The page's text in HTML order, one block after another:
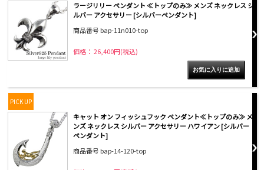
ラージリリー ペンダント ≪トップのみ≫ メンズ ネックレス シ
ルバー アクセサリー [シルバーペンダント]
商品番号 bap-11n010-top
価格： 26,400円(税込)
PICK UP
キャット オン フィッシュフック ペンダント≪トップのみ≫ メ
ンズ ネックレス シルバー アクセサリー ハワイアン [シルバー
ペンダント]
商品番号 bap-14-120-top